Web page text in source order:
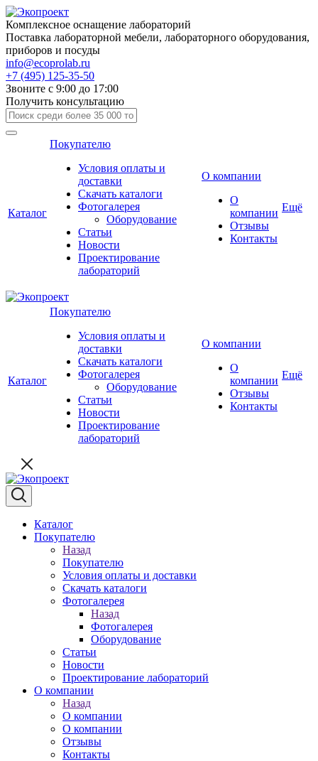
Комплексное оснащение лабораторий
Поставка лабораторной мебели, лабораторного оборудования,
приборов и посуды
info@ecoprolab.ru
+7 (495) 125-35-50
Звоните с 9:00 до 17:00
Получить консультацию
Каталог
Покупателю
Условия оплаты и
доставки
Скачать каталоги
Фотогалерея
Оборудование
Статьи
Новости
Проектирование
лабораторий
О компании
О
компании
Отзывы
Контакты
Ещё
Каталог
Покупателю
Условия оплаты и
доставки
Скачать каталоги
Фотогалерея
Оборудование
Статьи
Новости
Проектирование
лабораторий
О компании
О
компании
Отзывы
Контакты
Ещё
Каталог
Покупателю
Назад
Покупателю
Условия оплаты и доставки
Скачать каталоги
Фотогалерея
Назад
Фотогалерея
Оборудование
Статьи
Новости
Проектирование лабораторий
О компании
Назад
О компании
О компании
Отзывы
Контакты